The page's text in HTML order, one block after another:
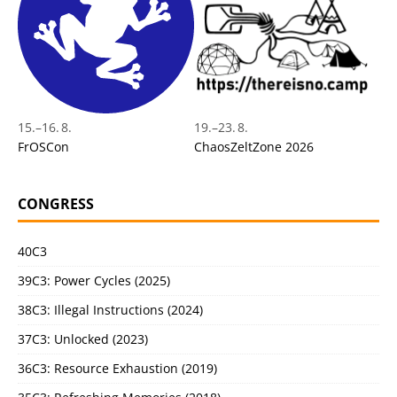
15.–16. 8.
FrOSCon
19.–23. 8.
ChaosZeltZone 2026
CONGRESS
40C3
39C3: Power Cycles (2025)
38C3: Illegal Instructions (2024)
37C3: Unlocked (2023)
36C3: Resource Exhaustion (2019)